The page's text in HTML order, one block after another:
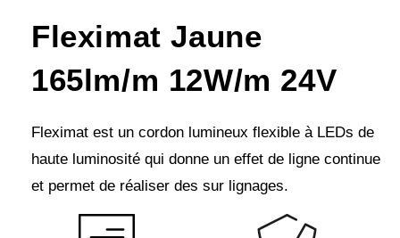
Fleximat Jaune
165lm/m 12W/m 24V
Fleximat est un cordon lumineux flexible à LEDs de
haute luminosité qui donne un effet de ligne continue
et permet de réaliser des sur lignages.